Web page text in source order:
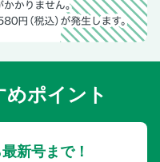
っている
味を出す
む意外なリスクに注意
ロ仕上げ
ポイント
新号まで！